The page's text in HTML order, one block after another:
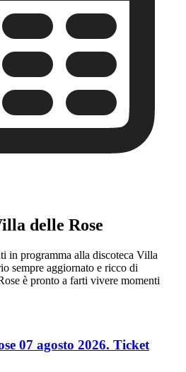
delle Rose
in programma alla discoteca Villa
sempre aggiornato e ricco di
è pronto a farti vivere momenti
07 agosto 2026. Ticket